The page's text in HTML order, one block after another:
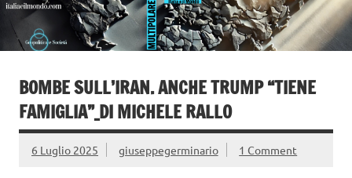
BOMBE SULL’IRAN. ANCHE TRUMP “TIENE
FAMIGLIA”_DI MICHELE RALLO
6 Luglio 2025 giuseppegerminario 1 Comment